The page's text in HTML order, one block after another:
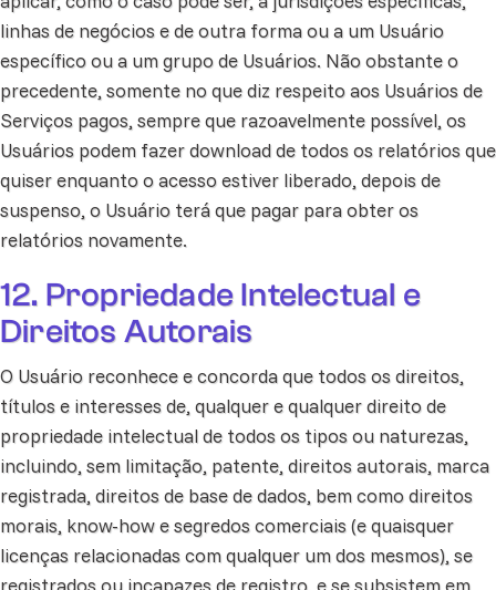
linhas de negócios e de outra forma ou a um Usuário
específico ou a um grupo de Usuários. Não obstante o
precedente, somente no que diz respeito aos Usuários de
Serviços pagos, sempre que razoavelmente possível, os
Usuários podem fazer download de todos os relatórios que
quiser enquanto o acesso estiver liberado, depois de
suspenso, o Usuário terá que pagar para obter os
relatórios novamente.
12. Propriedade Intelectual e
Direitos Autorais
O Usuário reconhece e concorda que todos os direitos,
títulos e interesses de, qualquer e qualquer direito de
propriedade intelectual de todos os tipos ou naturezas,
incluindo, sem limitação, patente, direitos autorais, marca
registrada, direitos de base de dados, bem como direitos
morais, know-how e segredos comerciais (e quaisquer
licenças relacionadas com qualquer um dos mesmos), se
registrados ou incapazes de registro, e se subsistem em